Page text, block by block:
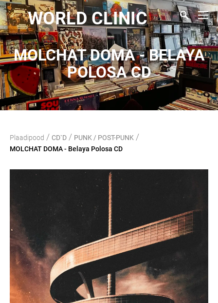
WORLD CLINIC
MOLCHAT DOMA - BELAYA
POLOSA CD
Plaadipood / CD`D / PUNK / POST-PUNK /
MOLCHAT DOMA - Belaya Polosa CD